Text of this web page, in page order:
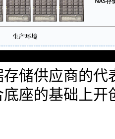
储供应商的
座的基础上